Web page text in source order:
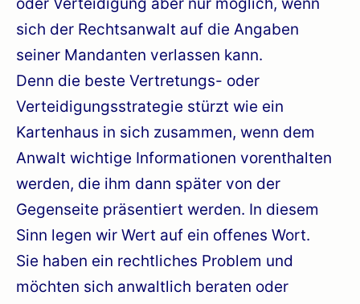
sich der Rechtsanwalt auf die Angaben
seiner Mandanten verlassen kann.
Denn die beste Vertretungs- oder
Verteidigungsstrategie stürzt wie ein
Kartenhaus in sich zusammen, wenn dem
Anwalt wichtige Informationen vorenthalten
werden, die ihm dann später von der
Gegenseite präsentiert werden. In diesem
Sinn legen wir Wert auf ein offenes Wort.
Sie haben ein rechtliches Problem und
möchten sich anwaltlich beraten oder